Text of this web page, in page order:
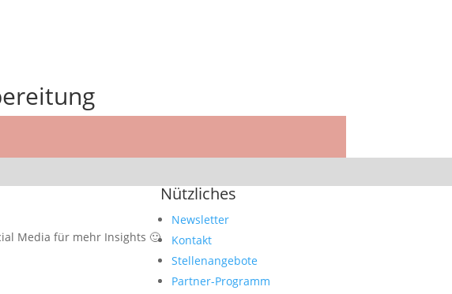
Media für mehr Insights 🙂
Nützliches
Newsletter
Kontakt
Stellenangebote
Partner-Programm